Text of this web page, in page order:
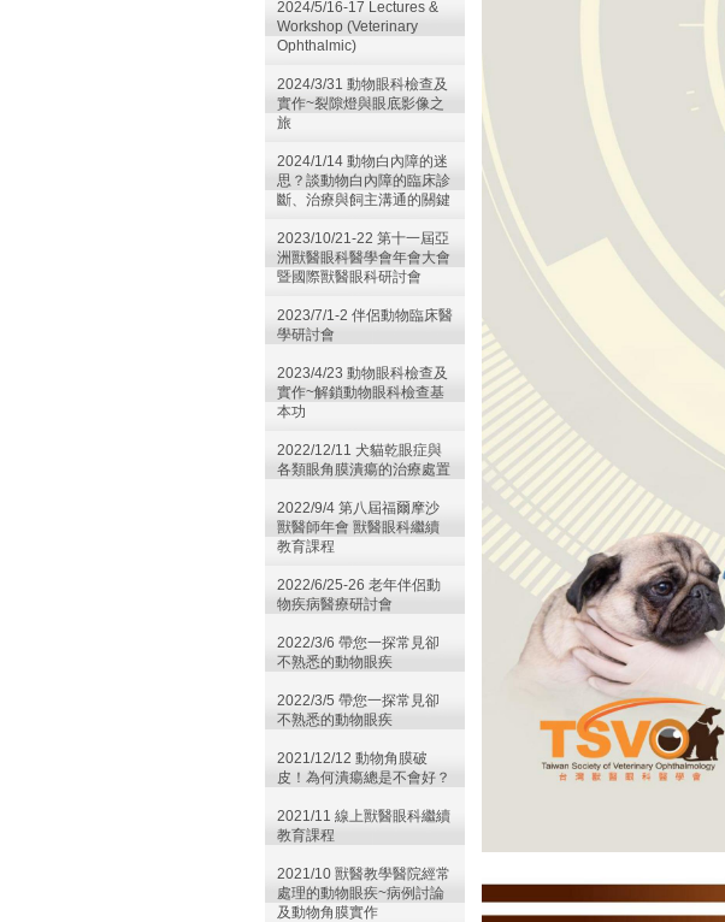
2024/5/16-17 Lectures &
Workshop (Veterinary
Ophthalmic)
2024/3/31 動物眼科檢查及
實作~裂隙燈與眼底影像之
旅
2024/1/14 動物白內障的迷
思？談動物白內障的臨床診
斷、治療與飼主溝通的關鍵
2023/10/21-22 第十一屆亞
洲獸醫眼科醫學會年會大會
暨國際獸醫眼科研討會
2023/7/1-2 伴侶動物臨床醫
學研討會
2023/4/23 動物眼科檢查及
實作~解鎖動物眼科檢查基
本功
2022/12/11 犬貓乾眼症與
各類眼角膜潰瘍的治療處置
2022/9/4 第八屆福爾摩沙
獸醫師年會 獸醫眼科繼續
教育課程
2022/6/25-26 老年伴侶動
物疾病醫療研討會
2022/3/6 帶您一探常見卻
不熟悉的動物眼疾
2022/3/5 帶您一探常見卻
不熟悉的動物眼疾
2021/12/12 動物角膜破
皮！為何潰瘍總是不會好？
2021/11 線上獸醫眼科繼續
教育課程
2021/10 獸醫教學醫院經常
處理的動物眼疾~病例討論
及動物角膜實作